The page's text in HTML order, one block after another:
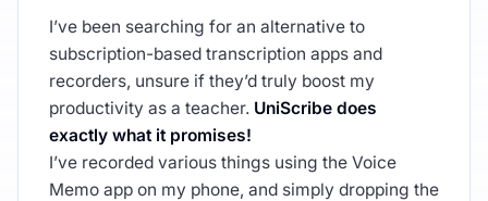
I’ve been searching for an alternative to
subscription-based transcription apps and
recorders, unsure if they’d truly boost my
productivity as a teacher. UniScribe does
exactly what it promises!
I’ve recorded various things using the Voice
Memo app on my phone, and simply dropping the